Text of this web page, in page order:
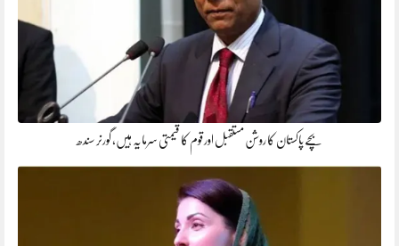
بچے پاکستان کا روشن مستقبل اور قوم کا قیمتی سرمایہ ہیں، گورنر سندھ